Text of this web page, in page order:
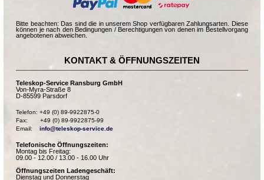
Bitte beachten: Das sind die in unserem Shop verfügbaren Zahlungsarten. Diese
können je nach den Bedingungen / Berechtigungen von denen im Bestellvorgang
angebotenen abweichen.
KONTAKT & ÖFFNUNGSZEITEN
Teleskop-Service Ransburg GmbH
Von-Myra-Straße 8
D-85599 Parsdorf
Telefon: +49 (0) 89-9922875-0
Fax:       +49 (0) 89-9922875-99
Email: info@teleskop-service.de
Telefonische Öffnungszeiten:
Montag bis Freitag:
09.00 - 12.00 / 13.00 - 16.00 Uhr
Öffnungszeiten Ladengeschäft:
Dienstag und Donnerstag